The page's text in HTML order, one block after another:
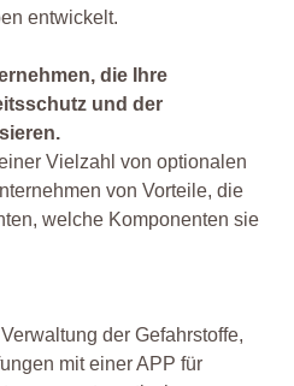
entwickelt.
die Ihre
und der
Vielzahl von optionalen
von Vorteile, die
welche Komponenten sie
der Gefahrstoffe,
mit einer APP für